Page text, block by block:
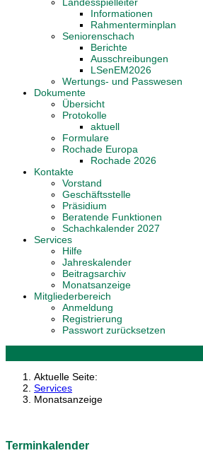
Informationen
Rahmenterminplan
Seniorenschach
Berichte
Ausschreibungen
LSenEM2026
Wertungs- und Passwesen
Dokumente
Übersicht
Protokolle
aktuell
Formulare
Rochade Europa
Rochade 2026
Kontakte
Vorstand
Geschäftsstelle
Präsidium
Beratende Funktionen
Schachkalender 2027
Services
Hilfe
Jahreskalender
Beitragsarchiv
Monatsanzeige
Mitgliederbereich
Anmeldung
Registrierung
Passwort zurücksetzen
Aktuelle Seite:
Services
Monatsanzeige
Terminkalender